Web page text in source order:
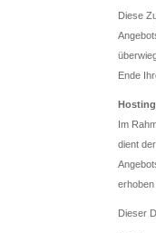
Diese
Ende
Im
dient
Dieser